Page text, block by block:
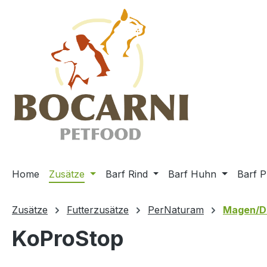
Zur Hauptnavigation springen
Home Zusätze Barf Rind Barf Huhn Barf
Zusätze Futterzusätze PerNaturam Magen/
KoProStop